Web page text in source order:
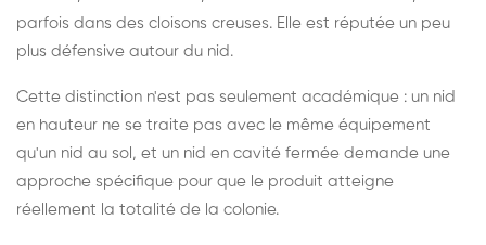
parfois dans des cloisons creuses. Elle est réputée un peu
plus défensive autour du nid.
Cette distinction n'est pas seulement académique : un nid
en hauteur ne se traite pas avec le même équipement
qu'un nid au sol, et un nid en cavité fermée demande une
approche spécifique pour que le produit atteigne
réellement la totalité de la colonie.